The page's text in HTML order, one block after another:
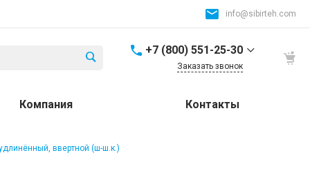
info@sibirteh.com
+7 (800) 551-25-30
Россия и СНГ
Заказать звонок
Компания Контакты
ввертной (ш-ш.к.)